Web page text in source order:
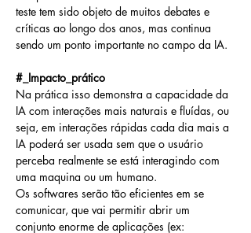
teste tem sido objeto de muitos debates e
críticas ao longo dos anos, mas continua
sendo um ponto importante no campo da IA.
#_Impacto_prático
Na prática isso demonstra a capacidade da
IA com interações mais naturais e fluídas, ou
seja, em interações rápidas cada dia mais a
IA poderá ser usada sem que o usuário
perceba realmente se está interagindo com
uma maquina ou um humano.
Os softwares serão tão eficientes em se
comunicar, que vai permitir abrir um
conjunto enorme de aplicações (ex: